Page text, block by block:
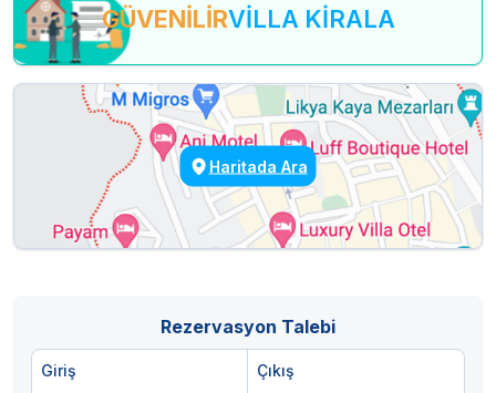
GÜVENİLİRVİLLA KİRALA
Haritada Ara
Rezervasyon Talebi
Giriş
Çıkış